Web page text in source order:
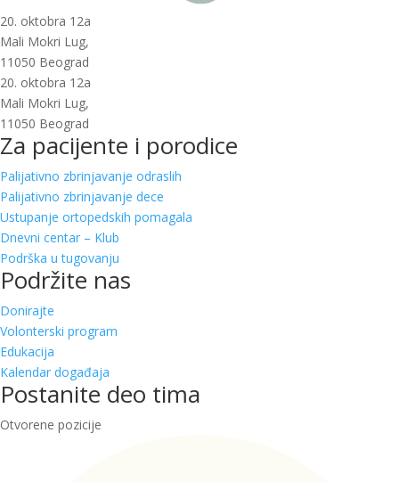
20. oktobra 12a
Mali Mokri Lug,
11050 Beograd
20. oktobra 12a
Mali Mokri Lug,
11050 Beograd
Za pacijente i porodice
Palijativno zbrinjavanje odraslih
Palijativno zbrinjavanje dece
Ustupanje ortopedskih pomagala
Dnevni centar – Klub
Podrška u tugovanju
Podržite nas
Donirajte
Volonterski program
Edukacija
Kalendar događaja
Postanite deo tima
Otvorene pozicije